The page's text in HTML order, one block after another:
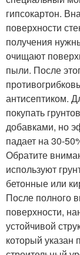
гипсокартон.
поверхности
получения
очищают
пыли. После
антисептиком.
покупать
добавками, но
падает на 30-
Обратите
используют
бетонные или
После полного
поверхности,
устойчивой
который указан